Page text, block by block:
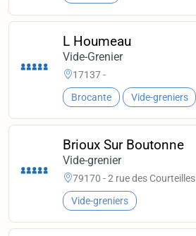
L Houmeau
Vide-Grenier
17137 -
Brocante Vide-greniers
Brioux Sur Boutonne
Vide-grenier
79170 - 2 rue des Courteilles
Vide-greniers